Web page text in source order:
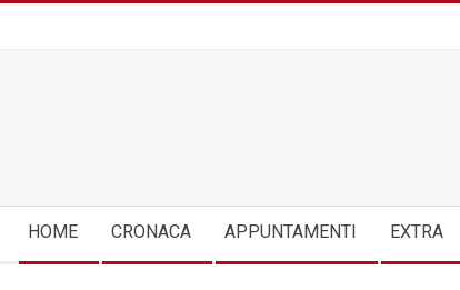
Navigation
Menu
HOME CRONACA APPUNTAMENTI EXTRA